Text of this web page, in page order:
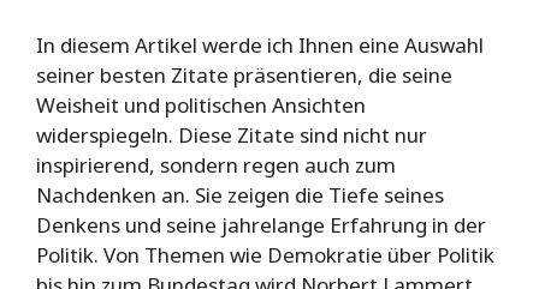
In diesem Artikel werde ich Ihnen eine Auswahl
seiner besten Zitate präsentieren, die seine
Weisheit und politischen Ansichten
widerspiegeln. Diese Zitate sind nicht nur
inspirierend, sondern regen auch zum
Nachdenken an. Sie zeigen die Tiefe seines
Denkens und seine jahrelange Erfahrung in der
Politik. Von Themen wie Demokratie über Politik